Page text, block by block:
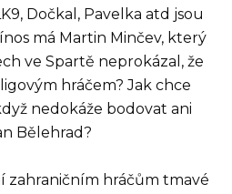
Dočkal, Pavelka atd jsou
má Martin Minčev, který
ve Spartě neprokázal, že
hráčem? Jak chce
nedokáže bodovat ani
Bělehrad?
zahraničním hráčům tmavé